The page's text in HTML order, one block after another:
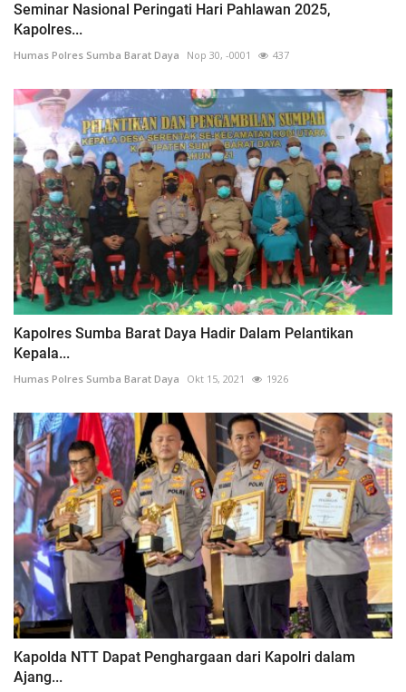
Seminar Nasional Peringati Hari Pahlawan 2025,
Kapolres...
Humas Polres Sumba Barat Daya Nop 30, -0001 437
Kapolres Sumba Barat Daya Hadir Dalam Pelantikan
Kepala...
Humas Polres Sumba Barat Daya Okt 15, 2021 1926
Kapolda NTT Dapat Penghargaan dari Kapolri dalam
Ajang...